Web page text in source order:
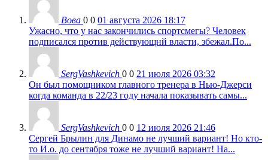
Вова 0 0 01 августа 2026 18:17
Ужасно, что у нас закончились спортсмегы? Человек
подписался против действующнй власти, збежал.По...
SergVashkevich 0 0 21 июля 2026 03:32
Он был помощником главного тренера в Нью-Джерси
когда команда в 22/23 году начала показывать самы...
SergVashkevich 0 0 12 июля 2026 21:46
Сергей Брылин для Динамо не лучший вариант! Но кто-
то И.о. до сентября тоже не лучший вариант! На...